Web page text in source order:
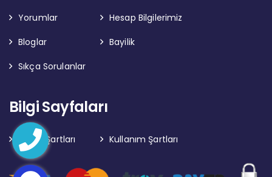
Yorumlar
Hesap Bilgilerimiz
Bloglar
Bayilik
Sıkça Sorulanlar
Bilgi Sayfaları
Gizlilik Şartları Kullanım Şartları